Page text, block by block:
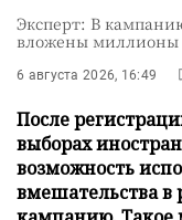
Эксперт: В
вложены миллионы
6 августа 2026, 16:49
После
выборах
возможность
вмешательства в